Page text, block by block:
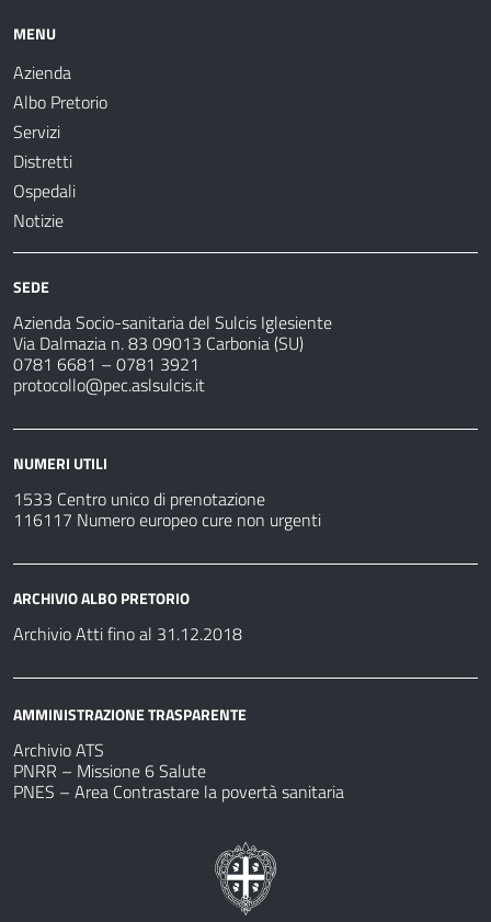
MENU
Azienda
Albo Pretorio
Servizi
Distretti
Ospedali
Notizie
SEDE
Azienda Socio-sanitaria del Sulcis Iglesiente
Via Dalmazia n. 83 09013 Carbonia (SU)
0781 6681 – 0781 3921
protocollo@pec.aslsulcis.it
NUMERI UTILI
1533 Centro unico di prenotazione
116117 Numero europeo cure non urgenti
ARCHIVIO ALBO PRETORIO
Archivio Atti fino al 31.12.2018
AMMINISTRAZIONE TRASPARENTE
Archivio ATS
PNRR – Missione 6 Salute
PNES – Area Contrastare la povertà sanitaria